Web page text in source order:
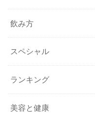
飲み方
スペシャル
ランキング
美容と健康